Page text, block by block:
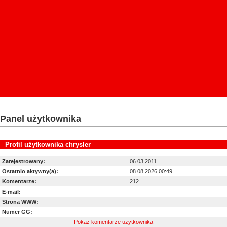
Panel użytkownika
Profil użytkownika chrysler
Zarejestrowany:
06.03.2011
Ostatnio aktywny(a):
08.08.2026 00:49
Komentarze:
212
E-mail:
Strona WWW:
Numer GG:
Pokaż komentarze użytkownika